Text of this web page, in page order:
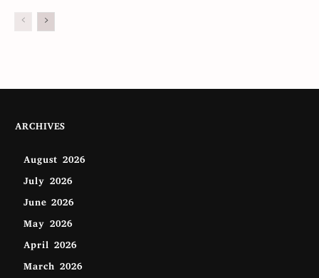
ARCHIVES
August 2026
July 2026
June 2026
May 2026
April 2026
March 2026